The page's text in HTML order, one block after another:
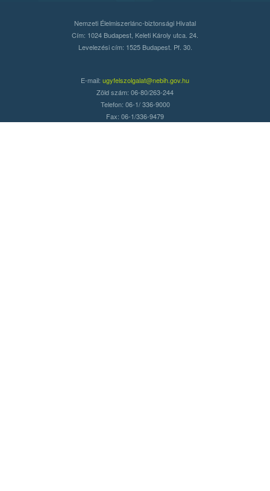
Nemzeti Élelmiszerlánc-biztonsági Hivatal
Cím: 1024 Budapest, Keleti Károly utca. 24.
Levelezési cím: 1525 Budapest. Pf. 30.
E-mail: ugyfelszolgalat@nebih.gov.hu
Zöld szám: 06-80/263-244
Telefon: 06-1/ 336-9000
Fax: 06-1/336-9479